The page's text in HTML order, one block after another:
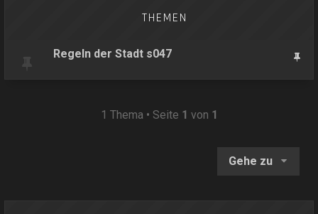
THEMEN
Regeln der Stadt s047
1 Thema • Seite 1 von 1
Gehe zu